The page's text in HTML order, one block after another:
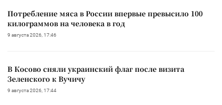
Потребление мяса в России впервые превысило 100
килограммов на человека в год
9 августа 2026, 17:46
В Косово сняли украинский флаг после визита
Зеленского к Вучичу
9 августа 2026, 17:44